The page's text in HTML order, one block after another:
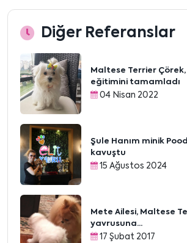
Diğer Referanslar
Maltese Terrier
eğitimini tamamladı
04 Nisan 2022
Şule Hanım minik
kavuştu
15 Ağustos 2024
Mete Ailesi, Maltese
yavrusuna...
17 Şubat 2017